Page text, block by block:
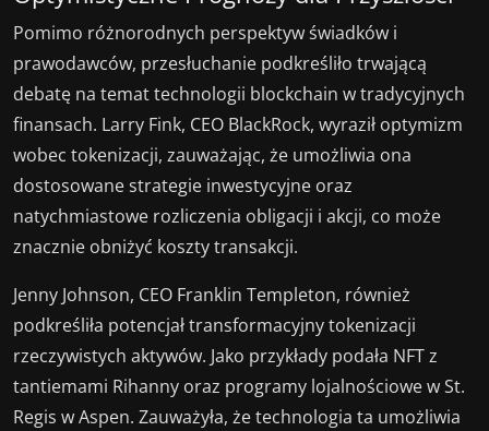
Pomimo różnorodnych perspektyw świadków i
prawodawców, przesłuchanie podkreśliło trwającą
debatę na temat technologii blockchain w tradycyjnych
finansach. Larry Fink, CEO BlackRock, wyraził optymizm
wobec tokenizacji, zauważając, że umożliwia ona
dostosowane strategie inwestycyjne oraz
natychmiastowe rozliczenia obligacji i akcji, co może
znacznie obniżyć koszty transakcji.
Jenny Johnson, CEO Franklin Templeton, również
podkreśliła potencjał transformacyjny tokenizacji
rzeczywistych aktywów. Jako przykłady podała NFT z
tantiemami Rihanny oraz programy lojalnościowe w St.
Regis w Aspen. Zauważyła, że technologia ta umożliwia